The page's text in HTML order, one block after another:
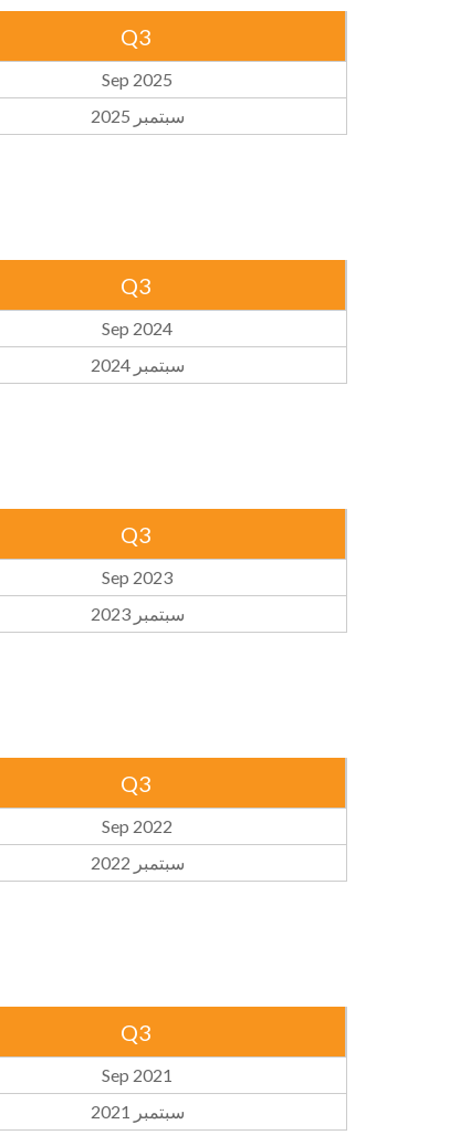
Q3
Sep 2025
سبتمبر 2025
Q3
Sep 2024
سبتمبر 2024
Q3
Sep 2023
سبتمبر 2023
Q3
Sep 2022
سبتمبر 2022
Q3
Sep 2021
سبتمبر 2021